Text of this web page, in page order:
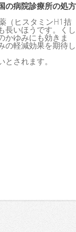
の病院診療所の処方
（ヒスタミンH1拮
長いほうです。くし
かゆみにも効きま
の軽減効果を期待し
されます。